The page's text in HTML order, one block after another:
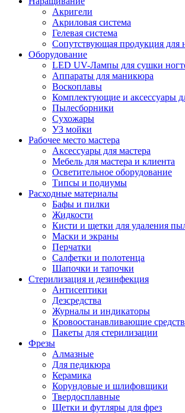
Акригели
Акриловая система
Гелевая система
Сопутствующая продукция для
Оборудование
LED UV-Лампы для сушки
Аппараты для маникюра
Воскоплавы
Комплектующие и аксессуары
Пылесборники
Сухожары
УЗ мойки
Рабочее место мастера
Аксессуары для мастера
Мебель для мастера и клиента
Осветительное оборудование
Типсы и подиумы
Расходные материалы
Бафы и пилки
Жидкости
Кисти и щетки для удаления
Маски и экраны
Перчатки
Салфетки и полотенца
Шапочки и тапочки
Стерилизация и дезинфекция
Антисептики
Дезсредства
Журналы и индикаторы
Кровоостанавливающие
Пакеты для стерилизации
Фрезы
Алмазные
Для педикюра
Керамика
Корундовые и шлифовщики
Твердосплавные
Щетки и футляры для фрез